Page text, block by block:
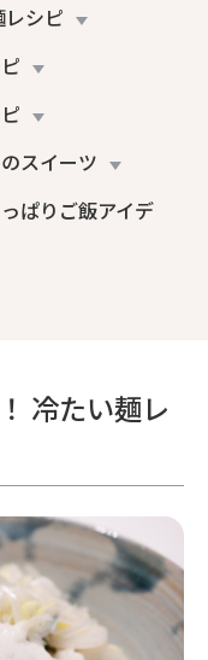
シピ
スイーツ
ぱりご飯アイデ
冷たい麺レ